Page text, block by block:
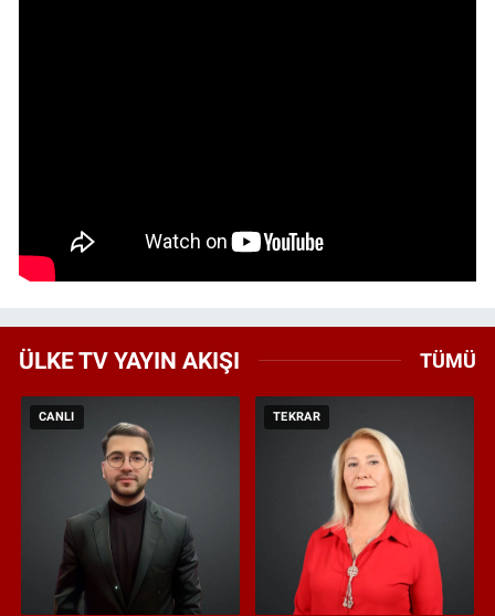
ÜLKE TV YAYIN AKIŞI TÜMÜ
CANLI TEKRAR